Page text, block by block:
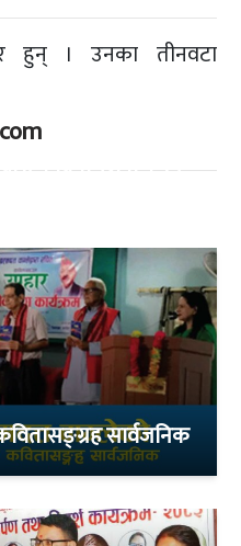
हुन् । उनका तीनवटा
कविता: छोटो कैरन
सार्वजनिक